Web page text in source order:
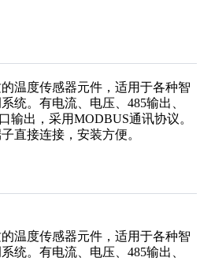
温度传感器元件，适用于各种智
统。有电流、电压、485输出、
输出，采用MODBUS通讯协议。
直接连接，安装方便。
温度传感器元件，适用于各种智
统。有电流、电压、485输出、